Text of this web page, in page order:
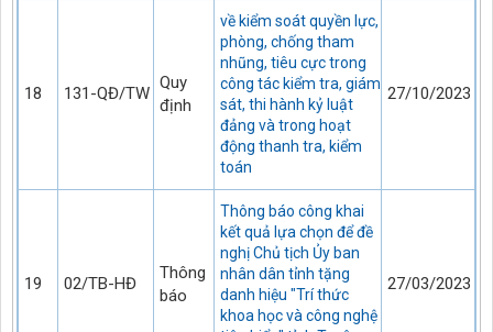
18 131-QĐ/TW
Quy
định
về kiểm soát quyền lực,
phòng, chống tham
nhũng, tiêu cực trong
công tác kiểm tra, giám
sát, thi hành kỷ luật
đảng và trong hoạt
động thanh tra, kiểm
toán
27/10/2023
19 02/TB-HĐ
Thông
báo
Thông báo công khai
kết quả lựa chọn để đề
nghị Chủ tịch Ủy ban
nhân dân tỉnh tặng
danh hiệu "Trí thức
khoa học và công nghệ
27/03/2023